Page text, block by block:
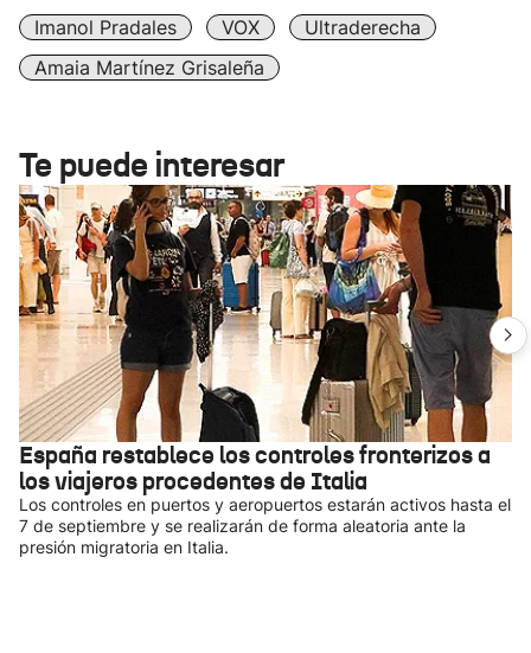
Imanol Pradales
VOX
Ultraderecha
Amaia Martínez Grisaleña
Te puede interesar
España restablece los controles fronterizos a
los viajeros procedentes de Italia
Los controles en puertos y aeropuertos estarán activos hasta el
7 de septiembre y se realizarán de forma aleatoria ante la
presión migratoria en Italia.